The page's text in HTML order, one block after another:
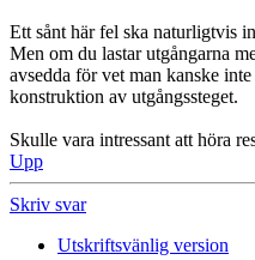
Ett sånt här fel ska naturligtvis
Men om du lastar utgångarna
avsedda för vet man kanske
konstruktion av utgångssteget.
Skulle vara intressant att höra
Upp
Skriv svar
Utskriftsvänlig version